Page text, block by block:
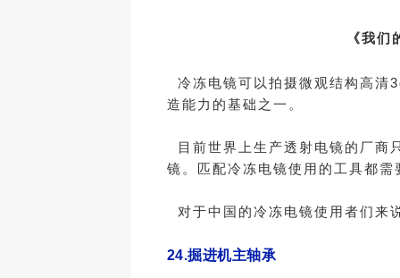
《我
冷冻电镜可以拍摄微观结构高清
造能力的基础之一。
目前世界上生产透射电镜的厂商
镜。匹配冷冻电镜使用的工具都
对于中国的冷冻电镜使用者们来
24.掘进机主轴承